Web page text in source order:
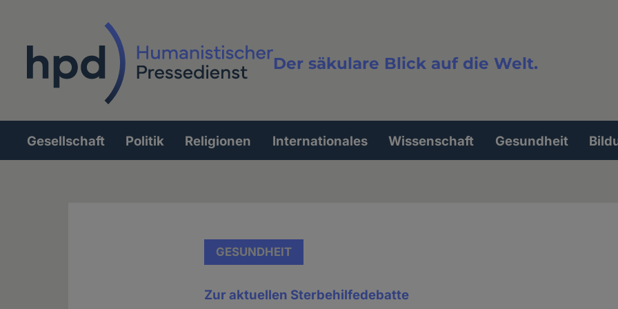
Der säkulare Blick auf die Welt.
Volltextsuche
Hauptnavigation
Gesellschaft Politik Religionen Internationales Wissenschaft Gesundheit
GESUNDHEIT
Zur aktuellen Sterbehilfedebatte